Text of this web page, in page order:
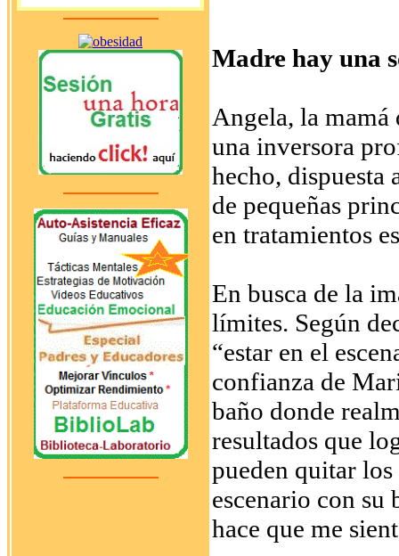
Madre hay una
Angela, la mamá
una inversora
hecho, dispuesta
de pequeñas
en tratamientos
En busca de la
límites. Según
“estar en el
confianza de
baño donde
resultados que
pueden quitar
escenario con
hace que me